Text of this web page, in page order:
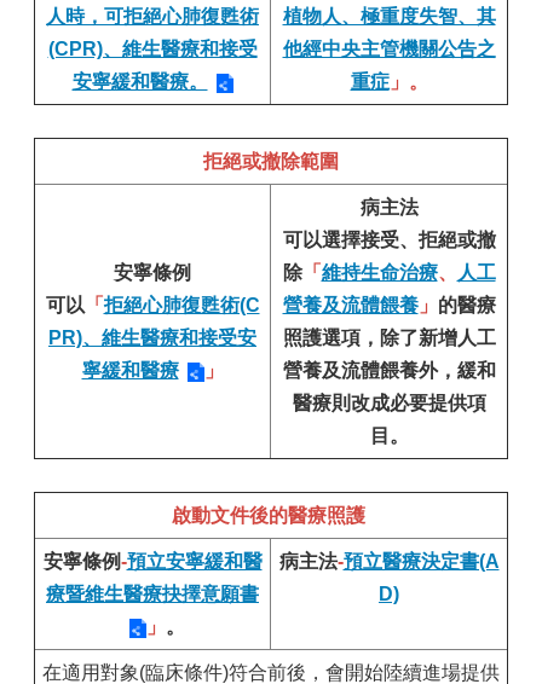
人時，可拒絕心肺復甦術
(CPR)、維生醫療和接受
安寧緩和醫療。
植物人、極重度失智、其
他經中央主管機關公告之
重症」。
拒絕或撤除範圍
安寧條例
可以 「 拒絕心肺復甦術(C
PR)、維生醫療和接受安
寧緩和醫療
」
病主法
可以選擇接受、拒絕或撤
除「 維持生命治療、
人工
營養及流體餵養」 的醫療
照護選項，除了新增人工
營養及流體餵養外，緩和
醫療則改成必要提供項
目。
啟動文件後的醫療照護
安寧條例-預立安寧緩和醫
療暨維生醫療抉擇意願書
」 。
病主法-預立醫療決定書(A
D)
在適用對象(臨床條件)符合前後，會開始陸續進場提供